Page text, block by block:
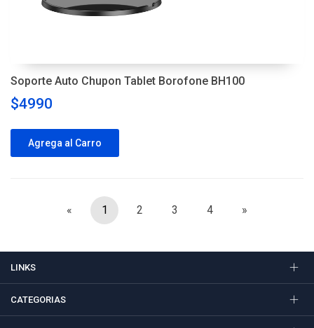
Soporte Auto Chupon Tablet Borofone BH100
$4990
Agrega al Carro
« 1 2 3 4 »
LINKS
CATEGORIAS